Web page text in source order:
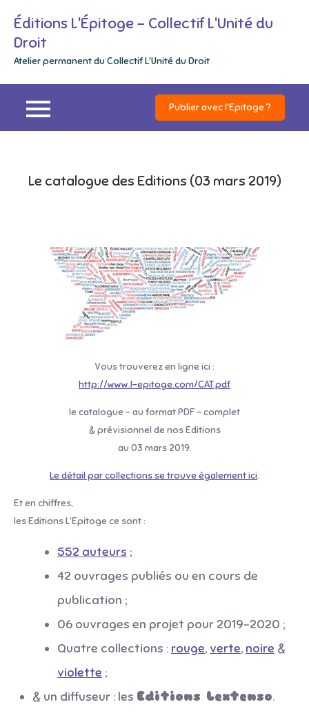
content
Éditions L'Épitoge – Collectif L'Unité du
Droit
Atelier permanent du Collectif L'Unité du Droit
Publier avec l'Epitoge ?
Le catalogue des Editions (03 mars 2019)
Vous trouverez en ligne ici :
http://www.l-epitoge.com/CAT.pdf
le catalogue – au format PDF – complet
& prévisionnel de nos Editions
au 03 mars 2019.
Le détail par collections se trouve également ici.
Et en chiffres,
les Editions L’Epitoge ce sont :
552 auteurs ;
42 ouvrages publiés ou en cours de
publication ;
06 ouvrages en projet pour 2019-2020 ;
Quatre collections : rouge, verte, noire &
violette ;
& un diffuseur : les Editions Lextenso.